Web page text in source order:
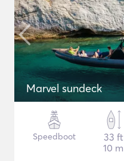
Marvel sundeck
Speedboot
33 ft
10 m